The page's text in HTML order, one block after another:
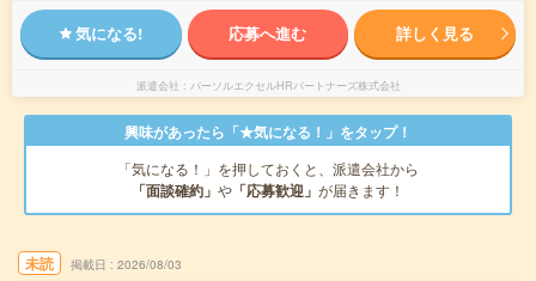
気になる! 応募へ進む 詳しく見る
派遣会社 パーソルエクセルHRパートナーズ株式会社
興味があったら「★気になる！」をタップ！
「気になる！」を押しておくと、派遣会社から
「面談確約」 や 「応募歓迎」 が届きます！
未読 掲載日 2026/08/03